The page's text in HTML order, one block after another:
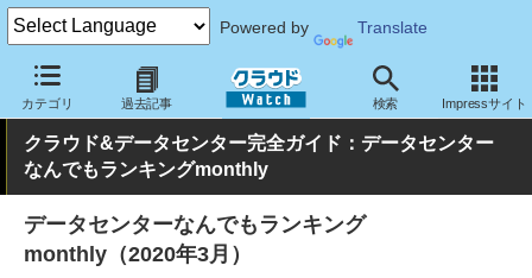
Powered by Translate
カテゴリ 過去記事 検索 Impressサイト
クラウド Watch ハード・インフラ データセンター
クラウド&データセンター完全ガイド：データセンター
なんでもランキングmonthly
データセンターなんでもランキング
monthly（2020年3月）